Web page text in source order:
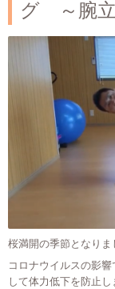
グ ～腕立
桜満開の季節となりま
コロナウイルスの影
して体力低下を防止し